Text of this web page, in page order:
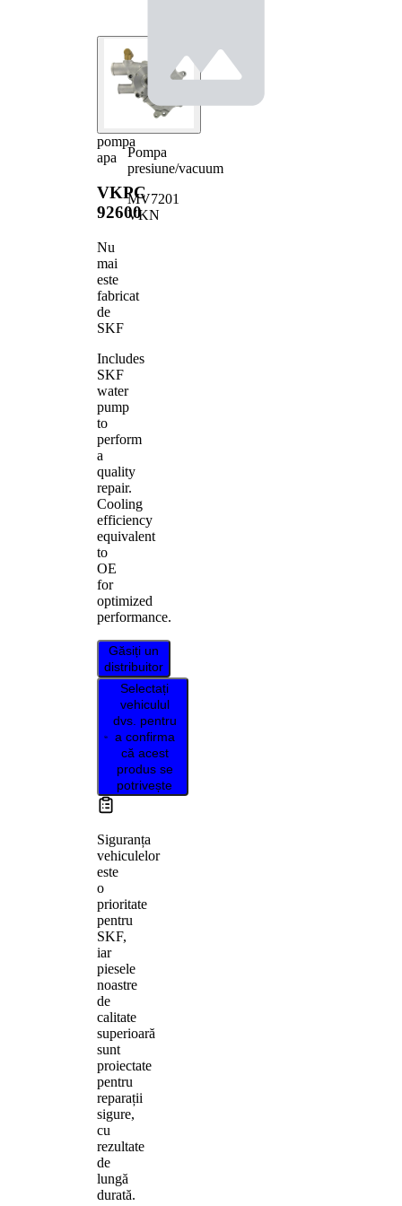
pompa
apa
VKPC
92600
Nu
mai
este
fabricat
de
SKF
Includes
SKF
water
pump
to
perform
a
quality
repair.
Cooling
efficiency
equivalent
to
OE
for
optimized
performance.
Găsiți un
distribuitor
Selectați
vehiculul
dvs. pentru
a confirma
că acest
produs se
potrivește
Siguranța
vehiculelor
este
o
prioritate
pentru
SKF,
iar
piesele
noastre
de
calitate
superioară
sunt
proiectate
pentru
reparații
sigure,
cu
rezultate
de
lungă
durată.
Pompa
presiune/vacuum
MV7201
VKN